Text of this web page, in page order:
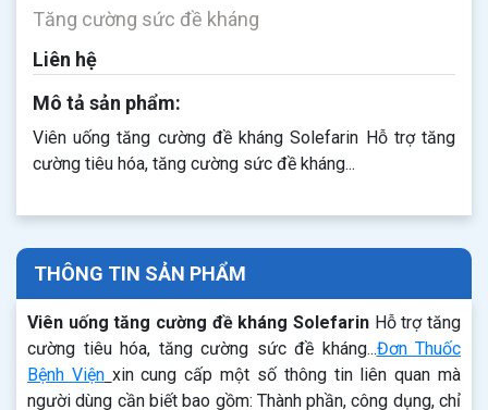
Tăng cường sức đề kháng
Liên hệ
Mô tả sản phẩm:
Viên uống tăng cường đề kháng Solefarin Hỗ trợ tăng
cường tiêu hóa, tăng cường sức đề kháng...
THÔNG TIN SẢN PHẨM
Viên uống tăng cường đề kháng Solefarin Hỗ trợ tăng
cường tiêu hóa, tăng cường sức đề kháng...Đơn Thuốc
Bệnh Viện xin cung cấp một số thông tin liên quan mà
người dùng cần biết bao gồm: Thành phần, công dụng, chỉ